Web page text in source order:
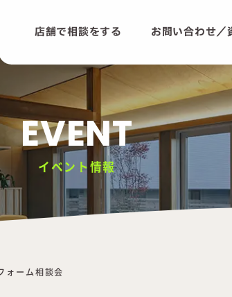
店舗で相談をする お問い合わせ／
EVENT
イベント情報
ォーム相談会